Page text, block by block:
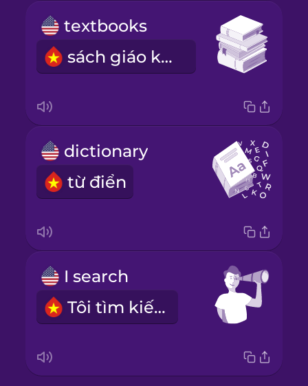
textbooks
sách giáo khoa
dictionary
từ điển
I search
Tôi tìm kiếm